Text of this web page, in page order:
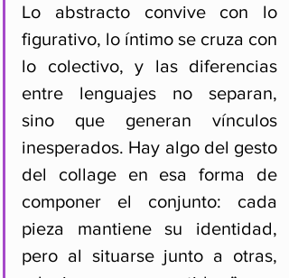
Lo abstracto convive con lo
figurativo, lo íntimo se cruza con
lo colectivo, y las diferencias
entre lenguajes no separan,
sino que generan vínculos
inesperados. Hay algo del gesto
del collage en esa forma de
componer el conjunto: cada
pieza mantiene su identidad,
pero al situarse junto a otras,